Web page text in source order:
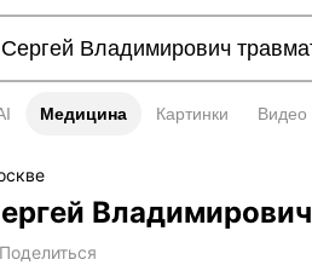
Медицина
Медицина Картинки Видео
Владимирович
Поделиться